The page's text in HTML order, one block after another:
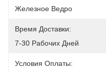
Железное Ведро
Время Доставки:
7-30 Рабочих Дней
Условия Оплаты: